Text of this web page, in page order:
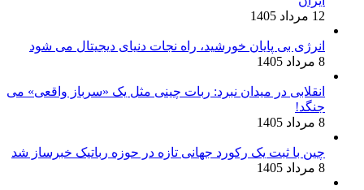
12 مرداد 1405
انرژی بی‌ پایان خورشید، راه نجات دنیای دیجیتال می شود
8 مرداد 1405
انقلابی در میدان نبرد: ربات چینی مثل یک «سرباز واقعی» می‌
جنگد!
8 مرداد 1405
چین با ثبت یک رکورد جهانی تازه در حوزه رباتیک خبرساز شد
8 مرداد 1405